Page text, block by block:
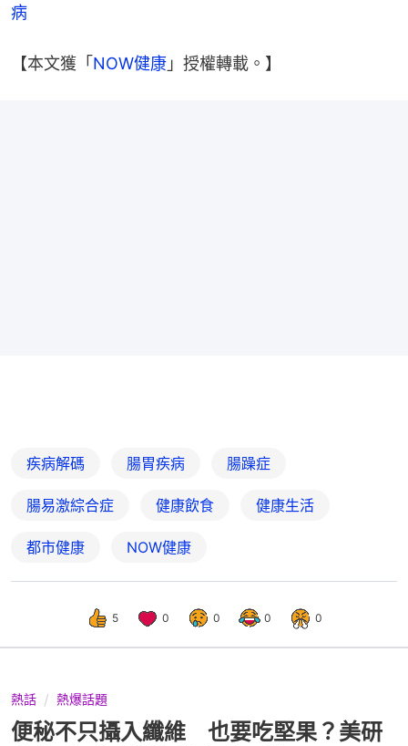
病
【本文獲「NOW健康 」授權轉載。】
疾病解碼 腸胃疾病 腸躁症
腸易激綜合症 健康飲食 健康生活
都市健康 NOW健康
5 0 0 0 0
熱話 熱爆話題
便秘不只攝入纖維 也要吃堅果？美研